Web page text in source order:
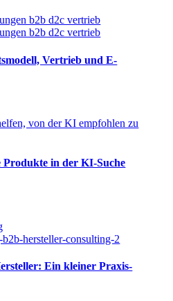
Vertrieb und E-
in der KI-Suche
Ein kleiner Praxis-